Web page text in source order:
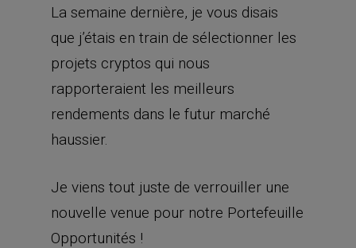
La semaine dernière, je vous disais
que j’étais en train de sélectionner les
projets cryptos qui nous
rapporteraient les meilleurs
rendements dans le futur marché
haussier.
Je viens tout juste de verrouiller une
nouvelle venue pour notre Portefeuille
Opportunités !